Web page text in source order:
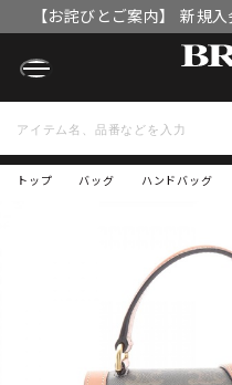
【お詫びとご案内】 新規
OFFクーポン」
トップ バッグ ハンドバッグ